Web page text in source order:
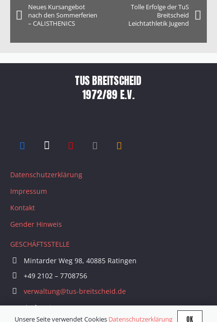
Neues Kursangebot
nach den Sommerferien
– CALISTHENICS
Tolle Erfolge der TuS
Breitscheid
Leichtathletik Jugend
TUS BREITSCHEID
1972/89 E.V.
Datenschutzerklärung
Impressum
Kontakt
Gender Hinweis
GESCHÄFTSSTELLE
Mintarder Weg 98, 40885 Ratingen
+49 2102 – 7708756
verwaltung@tus-breitscheid.de
Geschäftszeiten:
1. Dienstag im Monat 18 – 20 Uhr
Unsere Seite verwendet Cookies Datenschutzerklärung OK